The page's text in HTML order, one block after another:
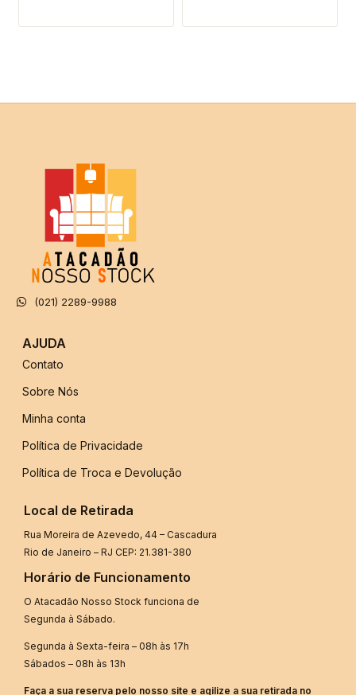
(021) 2289-9988
AJUDA
Contato
Sobre Nós
Minha conta
Política de Privacidade
Política de Troca e Devolução
Local de Retirada
Rua Moreira de Azevedo, 44 – Cascadura
Rio de Janeiro – RJ CEP: 21.381-380
Horário de Funcionamento
O Atacadão Nosso Stock funciona de
Segunda à Sábado.
Segunda à Sexta-feira – 08h às 17h
Sábados – 08h às 13h
Faça a sua reserva pelo nosso site e agilize a sua retirada no